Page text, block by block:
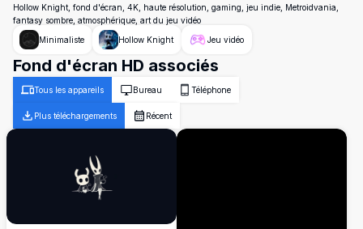
Hollow Knight, fond d'écran, 4K, haute résolution, gaming, jeu indie, Metroidvania,
fantasy sombre, atmosphérique, art du jeu vidéo
Minimaliste
Hollow Knight Jeu vidéo
Fond d'écran HD associés
Tous les appareils Bureau Téléphone
Plus téléchargements Récent